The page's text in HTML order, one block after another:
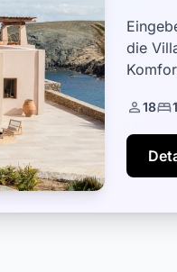
die
18